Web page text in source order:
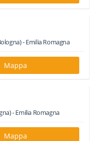
-Emilia Romagna
Mappa
-Emilia Romagna
Mappa